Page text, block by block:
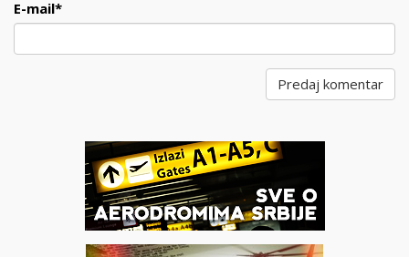
E-mail*